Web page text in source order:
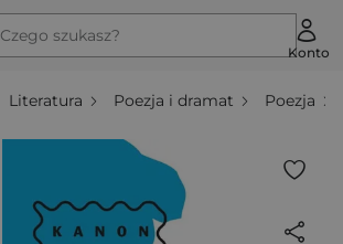
Czego szukasz?
Konto
Literatura Poezja i dramat Poezja